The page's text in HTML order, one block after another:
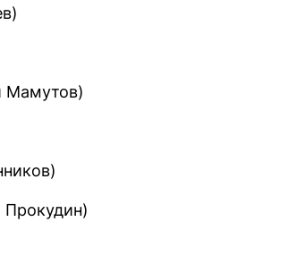
Мамутов)
Прокудин)